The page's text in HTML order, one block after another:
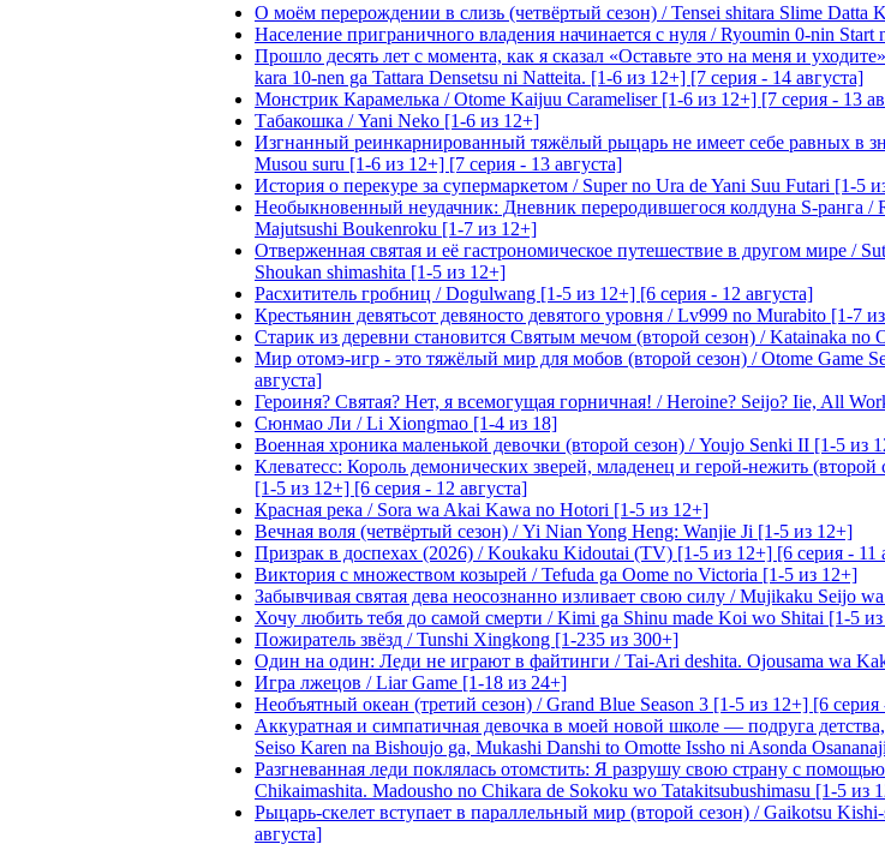
О моём перерождении в слизь (четвёртый сезон) / Tensei shitara Slime Datta
Население приграничного владения начинается с нуля / Ryoumin 0-nin
Прошло десять лет с момента, как я сказал «Оставьте это на меня и
kara 10-nen ga Tattara Densetsu ni Natteita. [1-6 из 12+] [7 серия - 14 августа]
Монстрик Карамелька / Otome Kaijuu Carameliser [1-6 из 12+] [7 серия - 13
Табакошка / Yani Neko [1-6 из 12+]
Изгнанный реинкарнированный тяжёлый рыцарь не имеет себе равных в
Musou suru [1-6 из 12+] [7 серия - 13 августа]
История о перекуре за супермаркетом / Super no Ura de Yani Suu Futari [1-5
Необыкновенный неудачник: Дневник переродившегося колдуна S-ранга /
Majutsushi Boukenroku [1-7 из 12+]
Отверженная святая и её гастрономическое путешествие в другом мире /
Shoukan shimashita [1-5 из 12+]
Расхититель гробниц / Dogulwang [1-5 из 12+] [6 серия - 12 августа]
Крестьянин девятьсот девяносто девятого уровня / Lv999 no Murabito [1-7
Старик из деревни становится Святым мечом (второй сезон) / Katainaka no
Мир отомэ-игр - это тяжёлый мир для мобов (второй сезон) / Otome Game
августа]
Героиня? Святая? Нет, я всемогущая горничная! / Heroine? Seijo? Iie, All
Сюнмао Ли / Li Xiongmao [1-4 из 18]
Военная хроника маленькой девочки (второй сезон) / Youjo Senki II [1-5 из
Клеватесс: Король демонических зверей, младенец и герой-нежить
[1-5 из 12+] [6 серия - 12 августа]
Красная река / Sora wa Akai Kawa no Hotori [1-5 из 12+]
Вечная воля (четвёртый сезон) / Yi Nian Yong Heng: Wanjie Ji [1-5 из 12+]
Призрак в доспехах (2026) / Koukaku Kidoutai (TV) [1-5 из 12+] [6 серия - 11
Виктория с множеством козырей / Tefuda ga Oome no Victoria [1-5 из 12+]
Забывчивая святая дева неосознанно изливает свою силу / Mujikaku Seijo
Хочу любить тебя до самой смерти / Kimi ga Shinu made Koi wo Shitai [1-5
Пожиратель звёзд / Tunshi Xingkong [1-235 из 300+]
Один на один: Леди не играют в файтинги / Tai-Ari deshita. Ojousama wa
Игра лжецов / Liar Game [1-18 из 24+]
Необъятный океан (третий сезон) / Grand Blue Season 3 [1-5 из 12+] [6 серия
Аккуратная и симпатичная девочка в моей новой школе — подруга
Seiso Karen na Bishoujo ga, Mukashi Danshi to Omotte Issho ni Asonda
Разгневанная леди поклялась отомстить: Я разрушу свою страну с
Chikaimashita. Madousho no Chikara de Sokoku wo Tatakitsubushimasu [1-5 из
Рыцарь-скелет вступает в параллельный мир (второй сезон) / Gaikotsu
августа]